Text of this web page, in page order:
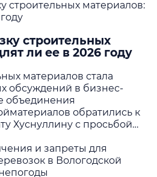
строительных
ли ее в 2026 году
материалов стала
обсуждений в бизнес-
объединения
обратились к
Хуснуллину с просьбой…